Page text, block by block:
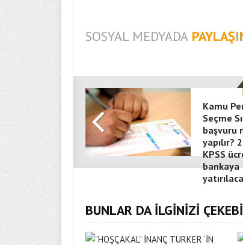
SOSYAL MEDYADA
Kamu
Seçme
başvuru
yapılır?
KPSS
bankaya
BUNLAR DA İLGİNİZİ